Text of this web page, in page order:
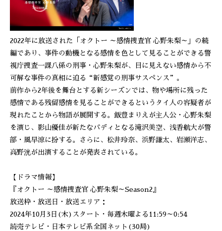
2022年に放送された「オクトー ～感情捜査官 心野朱梨～」の続
編であり、事件の動機となる感情を色として見ることができる警
視庁捜査一課八係の刑事・心野朱梨が、目に見えない感情から不
可解な事件の真相に迫る“新感覚の刑事サスペンス”。
前作から2年後を舞台とする新シーズンでは、物や場所に残った
感情である残留感情を見ることができるというタイ人の容疑者が
現れたことから物語が展開する。飯豊まりえが主人公・心野朱梨
を演じ、影山優佳が新たなバディとなる滝沢美空、浅香航大が警
部・風早涼に扮する。さらに、松井玲奈、浜野謙太、岩瀬洋志、
高野洸が出演することが発表されている。
【ドラマ情報】
『オクトー ～感情捜査官 心野朱梨～Season2』
放送枠・放送日・放送エリア：
2024年10月3日(木)スタート・毎週木曜よる11:59～0:54
読売テレビ・日本テレビ系全国ネット(30局)